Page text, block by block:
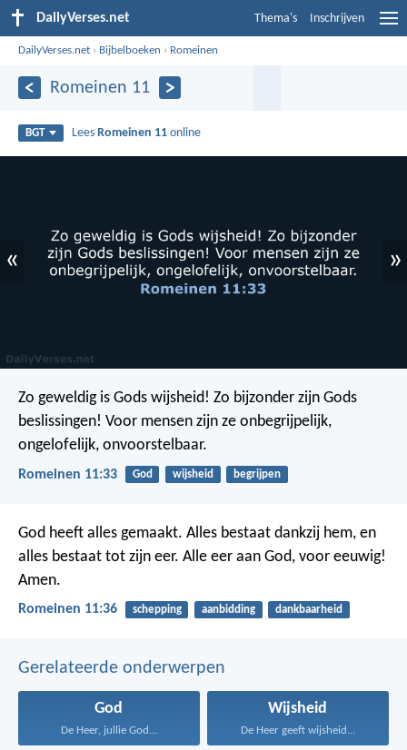
DailyVerses.net Thema's Inschrijven
DailyVerses.net › Bijbelboeken › Romeinen
Romeinen 11
BGT Lees Romeinen 11 online
« »
Zo geweldig is Gods wijsheid! Zo bijzonder zijn Gods
beslissingen! Voor mensen zijn ze onbegrijpelijk,
ongelofelijk, onvoorstelbaar.
Romeinen 11:33 God wijsheid begrijpen
God heeft alles gemaakt. Alles bestaat dankzij hem, en
alles bestaat tot zijn eer. Alle eer aan God, voor eeuwig!
Amen.
Romeinen 11:36 schepping aanbidding dankbaarheid
Gerelateerde onderwerpen
God
De Heer, jullie God...
Wijsheid
De Heer geeft wijsheid...